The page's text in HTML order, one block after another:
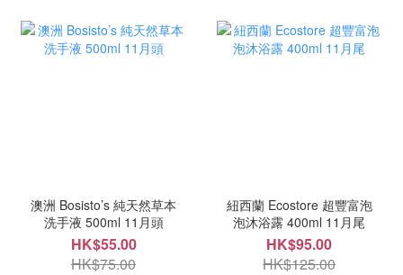
澳洲 Bosisto’s 純天然草本
洗手液 500ml 11月頭
HK$55.00
HK$75.00
紐西蘭 Ecostore 超豐富泡
泡沐浴露 400ml 11月尾
HK$95.00
HK$125.00